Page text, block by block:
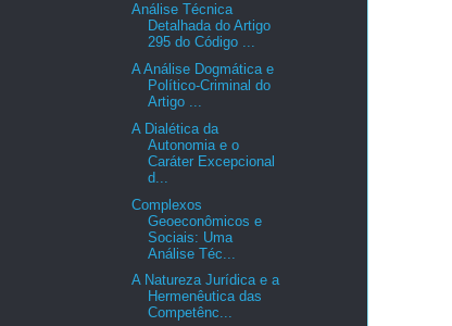
Análise Técnica
Detalhada do Artigo
295 do Código ...
A Análise Dogmática e
Político-Criminal do
Artigo ...
A Dialética da
Autonomia e o
Caráter Excepcional
d...
Complexos
Geoeconômicos e
Sociais: Uma
Análise Téc...
A Natureza Jurídica e a
Hermenêutica das
Competênc...